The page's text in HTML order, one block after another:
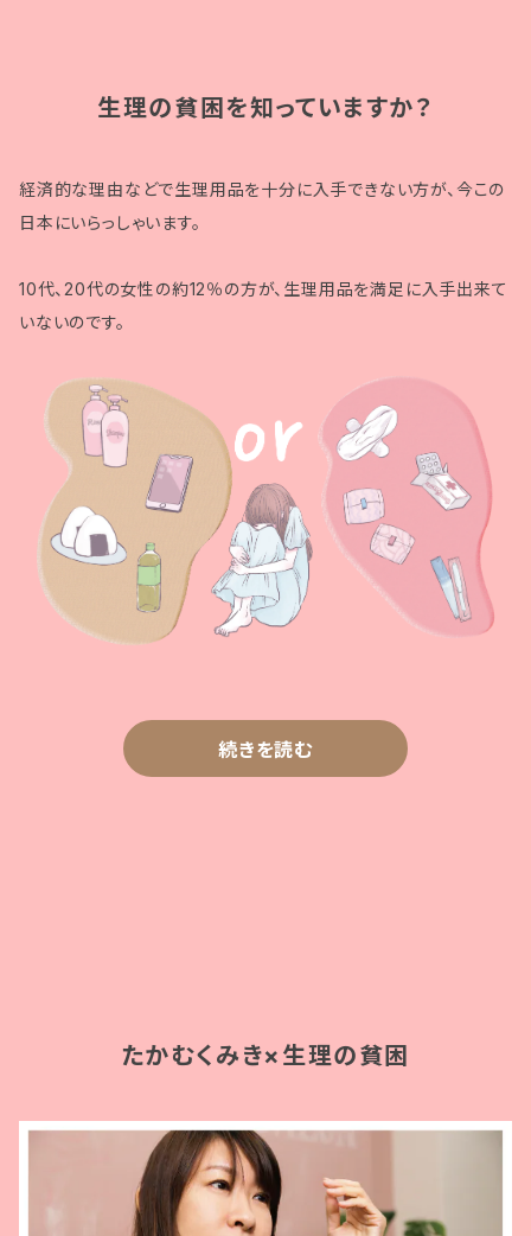
生理の貧困を知っていますか？
経済的な理由などで生理用品を十分に入手できない方が、今この
日本にいらっしゃいます。
10代、20代の女性の約12％の方が、生理用品を満足に入手出来て
いないのです。
続きを読む
たかむくみき×生理の貧困